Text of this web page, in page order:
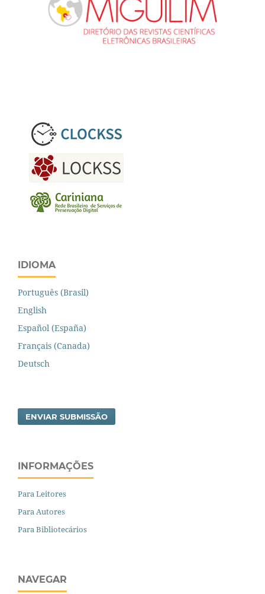
IDIOMA
Português (Brasil)
English
Español (España)
Français (Canada)
Deutsch
ENVIAR SUBMISSÃO
INFORMAÇÕES
Para Leitores
Para Autores
Para Bibliotecários
NAVEGAR